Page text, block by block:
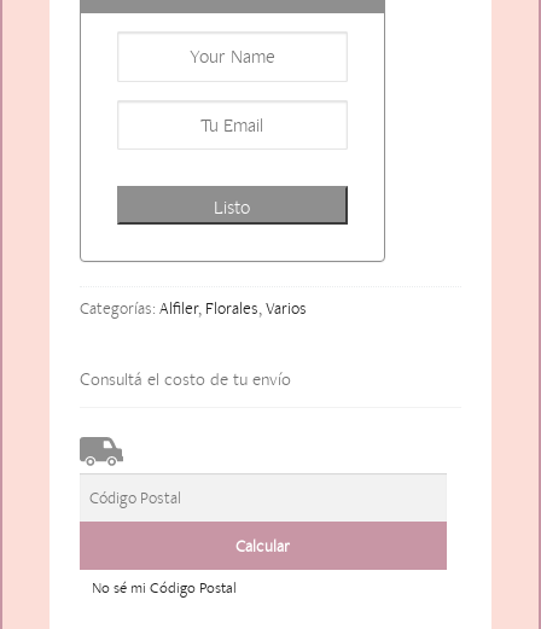
Listo
Categorías: Alfiler, Florales,Varios
Consultá el costo de tu envío
No sé mi Código Postal